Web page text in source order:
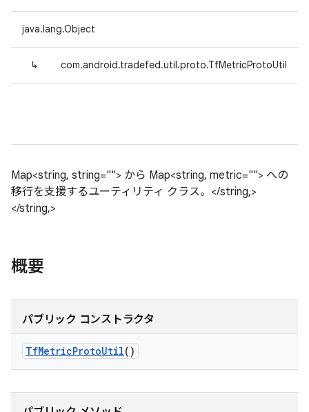
java.lang.Object
↳ com.android.tradefed.util.proto.TfMetricProtoUtil
Map<string, string=""> から Map<string, metric=""> への
移行を支援するユーティリティ クラス。</string,>
</string,>
概要
パブリック コンストラクタ
TfMetricProtoUtil()